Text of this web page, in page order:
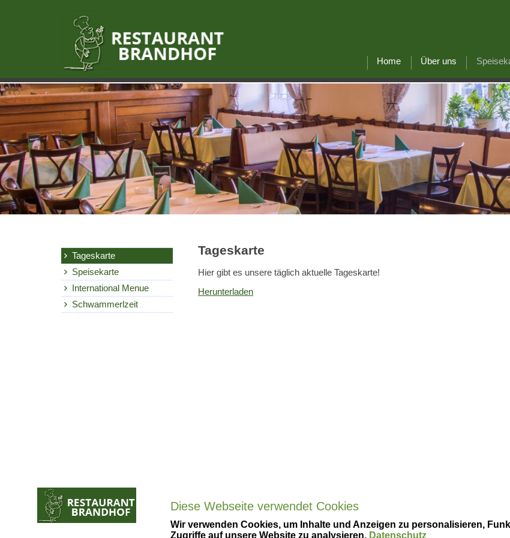
Home Über uns
Tageskarte
Speisekarte
International Menue
Schwammerlzeit
Tageskarte
Hier gibt es unsere täglich aktuelle Tageskarte!
Herunterladen
Diese Webseite verwendet Cookies
Wir verwenden Cookies, um Inhalte und Anzeigen zu personalisieren,
Zugriffe auf unsere Website zu analysieren.Datenschutz